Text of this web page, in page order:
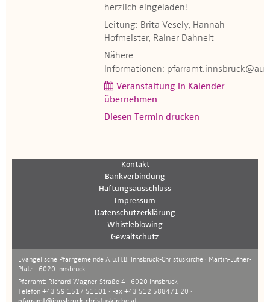
herzlich eingeladen!
Leitung: Brita Vesely, Hannah
Hofmeister, Rainer Dahnelt
Nähere
Informationen:
Veranstaltung in Kalender
übernehmen
Diesen Termin drucken
Kontakt
Bankverbindung
Haftungsausschluss
Impressum
Datenschutzerklärung
Whistleblowing
Gewaltschutz
Evangelische Pfarrgemeinde A.u.H.B. Innsbruck-Christuskirche · Martin-Luther-
Platz · 6020 Innsbruck
Pfarramt: Richard-Wagner-Straße 4 · 6020 Innsbruck ·
Telefon +43 59 1517 51101 · Fax +43 512 588471 20 ·